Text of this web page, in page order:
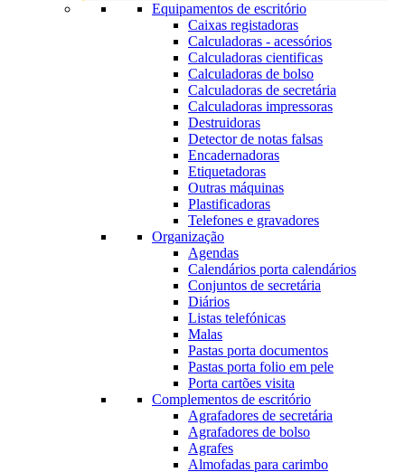
Equipamentos de escritório
Caixas registadoras
Calculadoras - acessórios
Calculadoras cientificas
Calculadoras de bolso
Calculadoras de secretária
Calculadoras impressoras
Destruidoras
Detector de notas falsas
Encadernadoras
Etiquetadoras
Outras máquinas
Plastificadoras
Telefones e gravadores
Organização
Agendas
Calendários porta calendários
Conjuntos de secretária
Diários
Listas telefónicas
Malas
Pastas porta documentos
Pastas porta folio em pele
Porta cartões visita
Complementos de escritório
Agrafadores de secretária
Agrafadores de bolso
Agrafes
Almofadas para carimbo